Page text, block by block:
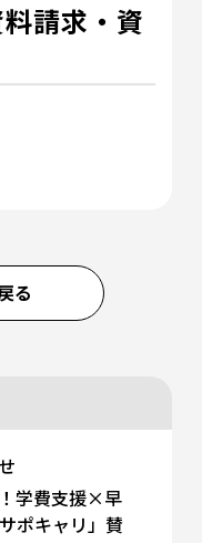
請求・資
る
学費支援×早
ポキャリ」賛